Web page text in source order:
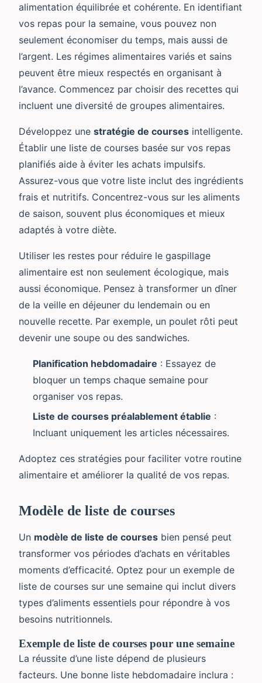
alimentation équilibrée et cohérente. En identifiant
vos repas pour la semaine, vous pouvez non
seulement économiser du temps, mais aussi de
l’argent. Les régimes alimentaires variés et sains
peuvent être mieux respectés en organisant à
l’avance. Commencez par choisir des recettes qui
incluent une diversité de groupes alimentaires.
Développez une stratégie de courses intelligente.
Établir une liste de courses basée sur vos repas
planifiés aide à éviter les achats impulsifs.
Assurez-vous que votre liste inclut des ingrédients
frais et nutritifs. Concentrez-vous sur les aliments
de saison, souvent plus économiques et mieux
adaptés à votre diète.
Utiliser les restes pour réduire le gaspillage
alimentaire est non seulement écologique, mais
aussi économique. Pensez à transformer un dîner
de la veille en déjeuner du lendemain ou en
nouvelle recette. Par exemple, un poulet rôti peut
devenir une soupe ou des sandwiches.
Planification hebdomadaire : Essayez de
bloquer un temps chaque semaine pour
organiser vos repas.
Liste de courses préalablement établie :
Incluant uniquement les articles nécessaires.
Adoptez ces stratégies pour faciliter votre routine
alimentaire et améliorer la qualité de vos repas.
Modèle de liste de courses
Un modèle de liste de courses bien pensé peut
transformer vos périodes d’achats en véritables
moments d’efficacité. Optez pour un exemple de
liste de courses sur une semaine qui inclut divers
types d’aliments essentiels pour répondre à vos
besoins nutritionnels.
Exemple de liste de courses pour une semaine
La réussite d’une liste dépend de plusieurs
facteurs. Une bonne liste hebdomadaire inclura :